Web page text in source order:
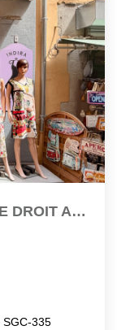
SEMI-EXCLUSIVITE CESSION DE DROIT AU BAIL LOCAL 42 M2 SITUE...
SGC-335